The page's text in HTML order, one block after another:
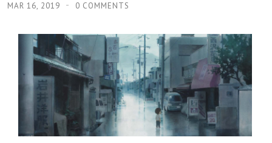
MAR 16, 2019 0 COMMENTS